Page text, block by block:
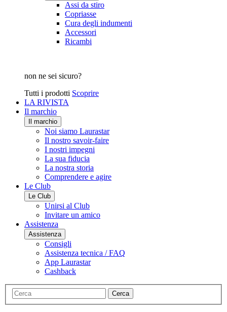
Assi da stiro
Copriasse
Cura degli indumenti
Accessori
Ricambi
non ne sei sicuro?
Tutti i prodotti Scoprire
LA RIVISTA
Il marchio
Il marchio
Noi siamo Laurastar
Il nostro savoir-faire
I nostri impegni
La sua fiducia
La nostra storia
Comprendere e agire
Le Club
Le Club
Unirsi al Club
Invitare un amico
Assistenza
Assistenza
Consigli
Assistenza tecnica / FAQ
App Laurastar
Cashback
Cerca